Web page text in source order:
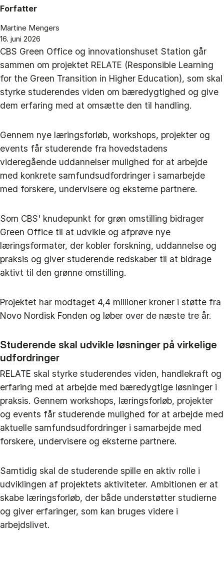
Forfatter
Martine Mengers
16. juni 2026
CBS Green Office og innovationshuset Station går
sammen om projektet RELATE (Responsible Learning
for the Green Transition in Higher Education), som skal
styrke studerendes viden om bæredygtighed og give
dem erfaring med at omsætte den til handling.
Gennem nye læringsforløb, workshops, projekter og
events får studerende fra hovedstadens
videregående uddannelser mulighed for at arbejde
med konkrete samfundsudfordringer i samarbejde
med forskere, undervisere og eksterne partnere.
Som CBS' knudepunkt for grøn omstilling bidrager
Green Office til at udvikle og afprøve nye
læringsformater, der kobler forskning, uddannelse og
praksis og giver studerende redskaber til at bidrage
aktivt til den grønne omstilling.
Projektet har modtaget 4,4 millioner kroner i støtte fra
Novo Nordisk Fonden og løber over de næste tre år.
Studerende skal udvikle løsninger på virkelige
udfordringer
RELATE skal styrke studerendes viden, handlekraft og
erfaring med at arbejde med bæredygtige løsninger i
praksis. Gennem workshops, læringsforløb, projekter
og events får studerende mulighed for at arbejde med
aktuelle samfundsudfordringer i samarbejde med
forskere, undervisere og eksterne partnere.
Samtidig skal de studerende spille en aktiv rolle i
udviklingen af projektets aktiviteter. Ambitionen er at
skabe læringsforløb, der både understøtter studierne
og giver erfaringer, som kan bruges videre i
arbejdslivet.